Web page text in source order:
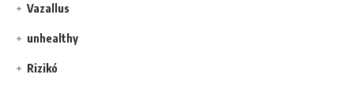
Vazallus
unhealthy
Rizikó